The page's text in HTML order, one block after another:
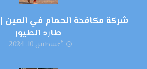
طارد الطيور
أغسطس 10, 2024